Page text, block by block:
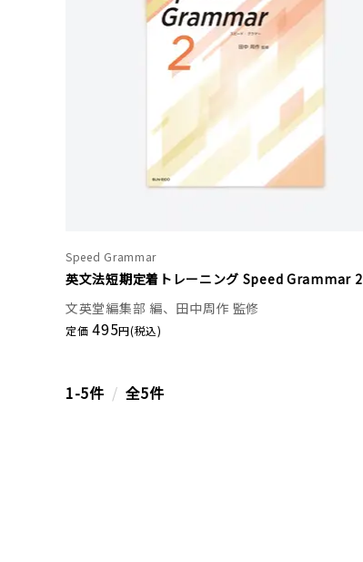
Speed Grammar
英文法短期定着トレーニング Speed Grammar 2
文英堂編集部 編、田中周作 監修
定価495円(税込)
1-5件 / 全5件